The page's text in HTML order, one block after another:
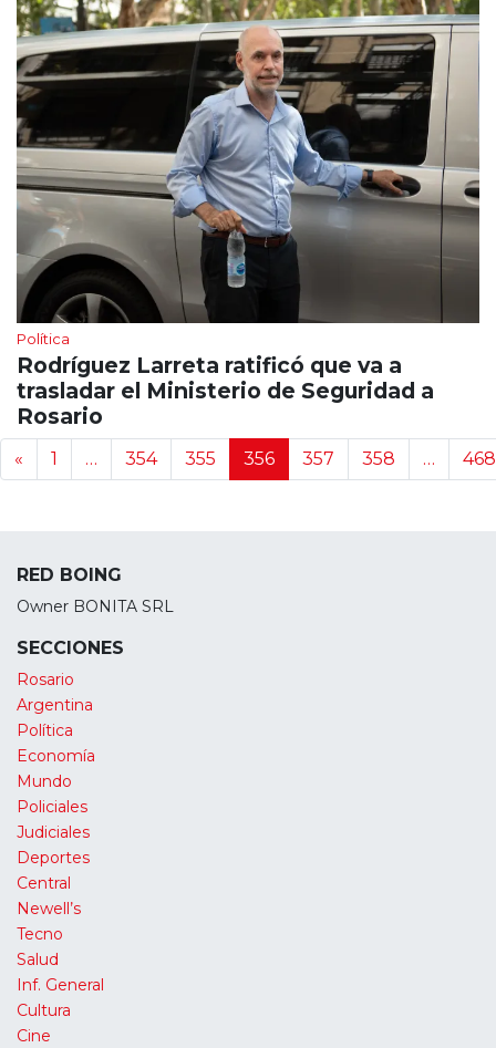
Política
Rodríguez Larreta ratificó que va a
trasladar el Ministerio de Seguridad a
Rosario
Navegación de noticias
« 1 … 354 355 356 357 358 … 468
RED BOING
Owner BONITA SRL
SECCIONES
Rosario
Argentina
Política
Economía
Mundo
Policiales
Judiciales
Deportes
Central
Newell’s
Tecno
Salud
Inf. General
Cultura
Cine